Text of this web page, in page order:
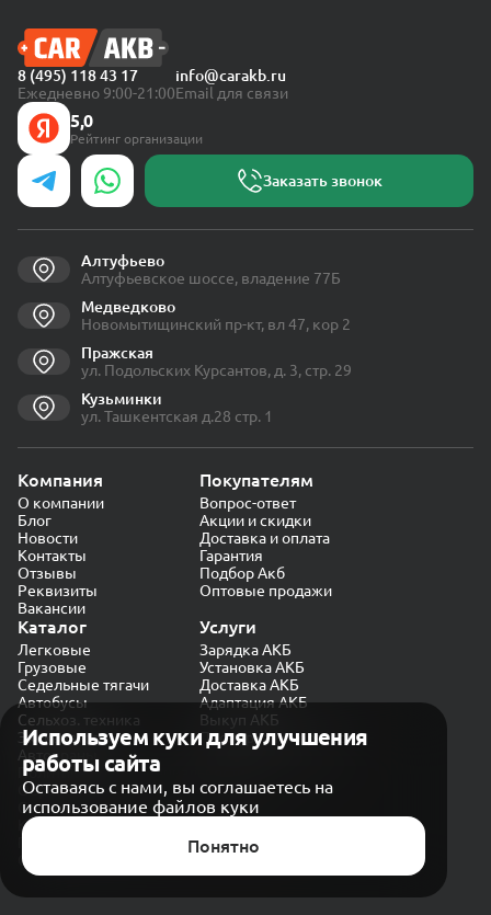
Используем куки для улучшения
работы сайта
Оставаясь с нами, вы соглашаетесь на
использование файлов куки
Понятно
8 (495) 118 43 17
Ежедневно 9:00-21:00
info@carakb.ru
Email для связи
5,0
Рейтинг организации
Заказать звонок
Алтуфьево
Алтуфьевское шоссе, владение 77Б
Медведково
Новомытищинский пр-кт, вл 47, кор 2
Пражская
ул. Подольских Курсантов, д. 3, стр. 29
Кузьминки
ул. Ташкентская д.28 стр. 1
Компания
О компании
Блог
Новости
Контакты
Отзывы
Реквизиты
Вакансии
Покупателям
Вопрос-ответ
Акции и скидки
Доставка и оплата
Гарантия
Подбор Акб
Оптовые продажи
Каталог
Легковые
Грузовые
Седельные тягачи
Автобусы
Сельхоз. техника
Экскаваторы
Автокраны
Услуги
Зарядка АКБ
Установка АКБ
Доставка АКБ
Адаптация АКБ
Выкуп АКБ
Проверка генератора
Политика конфиденциальности
Обработка персональных данных
Согласие на обработку в «Яндекс.Метрика»
Карта сайта
© CARAKB 2026. Все права защищены